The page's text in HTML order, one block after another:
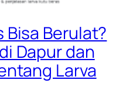
Bisa Berulat?
Dapur dan
Larva